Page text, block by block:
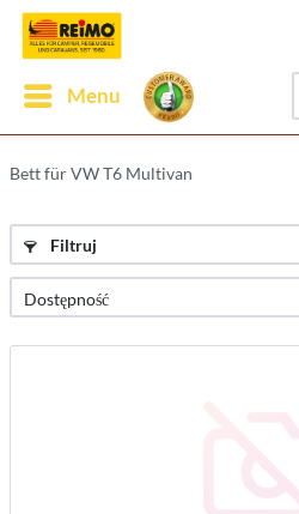
Menu
Bett für VW T6 Multivan
Filtruj